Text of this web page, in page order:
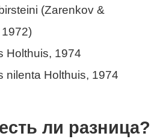
(Zarenkov &
Holthuis, 1974
nilenta Holthuis, 1974
ли разница?